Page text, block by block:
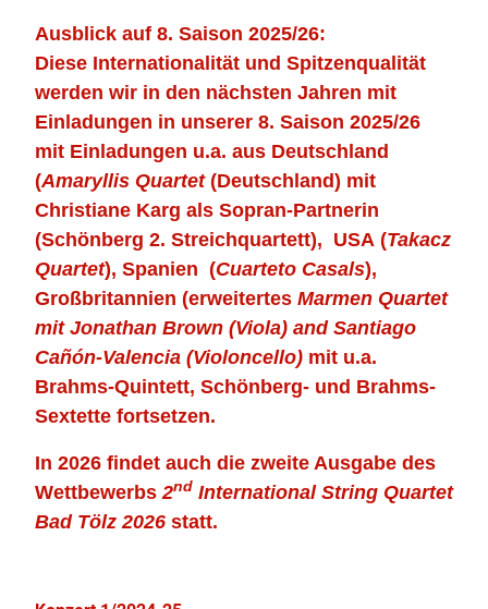
Ausblick auf 8. Saison 2025/26:
Diese Internationalität und Spitzenqualität
werden wir in den nächsten Jahren mit
Einladungen in unserer 8. Saison 2025/26
mit Einladungen u.a. aus Deutschland
(Amaryllis Quartet(Deutschland) mit
Christiane Karg als Sopran-Partnerin
(Schönberg 2. Streichquartett), USA (Takacz
Quartet), Spanien (Cuarteto Casals),
Großbritannien (erweitertes Marmen Quartet
mit Jonathan Brown (Viola) and Santiago
Cañón-Valencia (Violoncello) mit u.a.
Brahms-Quintett, Schönberg- und Brahms-
Sextette fortsetzen.
In 2026 findet auch die zweite Ausgabe des
Wettbewerbs2nd International String Quartet
Bad Tölz 2026 statt.